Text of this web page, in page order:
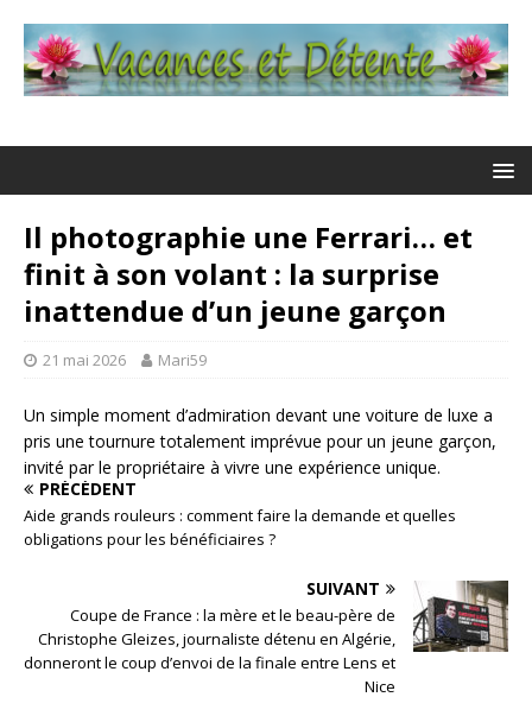
Il photographie une Ferrari… et
finit à son volant : la surprise
inattendue d’un jeune garçon
21 mai 2026 Mari59
Un simple moment d’admiration devant une voiture de luxe a
pris une tournure totalement imprévue pour un jeune garçon,
invité par le propriétaire à vivre une expérience unique.
PRÉCÉDENT
Aide grands rouleurs : comment faire la demande et quelles
obligations pour les bénéficiaires ?
SUIVANT
Coupe de France : la mère et le beau-père de
Christophe Gleizes, journaliste détenu en Algérie,
donneront le coup d’envoi de la finale entre Lens et
Nice